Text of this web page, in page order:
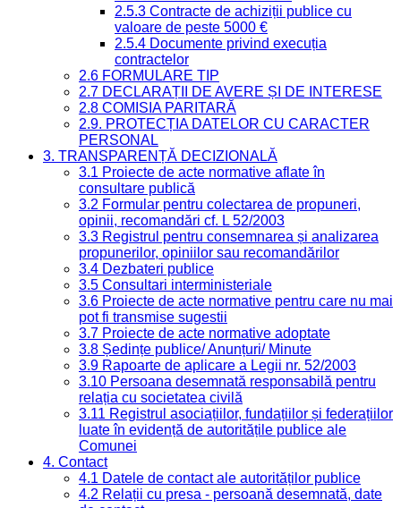
2.5.3 Contracte de achiziții publice cu
valoare de peste 5000 €
2.5.4 Documente privind execuția
contractelor
2.6 FORMULARE TIP
2.7 DECLARAȚII DE AVERE ȘI DE INTERESE
2.8 COMISIA PARITARĂ
2.9. PROTECȚIA DATELOR CU CARACTER
PERSONAL
3. TRANSPARENȚĂ DECIZIONALĂ
3.1 Proiecte de acte normative aflate în
consultare publică
3.2 Formular pentru colectarea de propuneri,
opinii, recomandări cf. L 52/2003
3.3 Registrul pentru consemnarea și analizarea
propunerilor, opiniilor sau recomandărilor
3.4 Dezbateri publice
3.5 Consultari interministeriale
3.6 Proiecte de acte normative pentru care nu mai
pot fi transmise sugestii
3.7 Proiecte de acte normative adoptate
3.8 Ședințe publice/ Anunțuri/ Minute
3.9 Rapoarte de aplicare a Legii nr. 52/2003
3.10 Persoana desemnată responsabilă pentru
relația cu societatea civilă
3.11 Registrul asociațiilor, fundațiilor și federațiilor
luate în evidență de autoritățile publice ale
Comunei
4. Contact
4.1 Datele de contact ale autorităților publice
4.2 Relații cu presa - persoană desemnată, date